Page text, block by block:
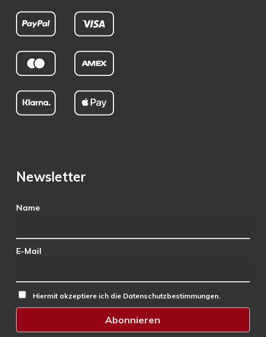
Newsletter
Name
E-Mail
Hiermit akzeptiere ich die Datenschutzbestimmungen.